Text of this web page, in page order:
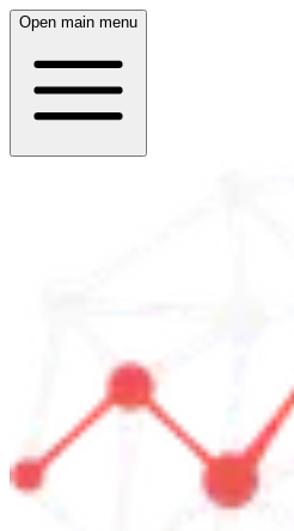
Open main menu